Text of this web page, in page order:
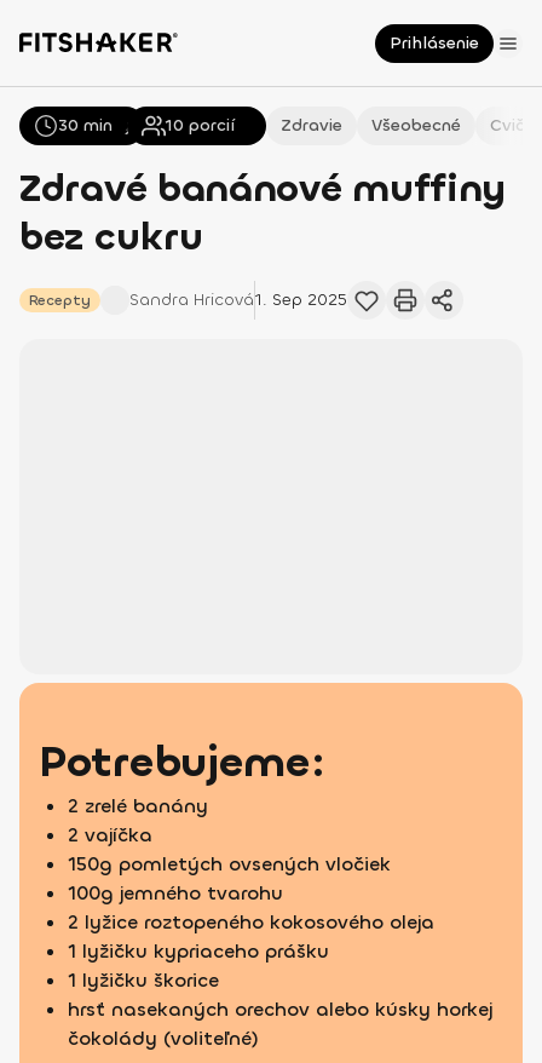
Prihlásenie
Všetky Recepty Zdravie Všeobecné
Zdravé banánové muffiny
bez cukru
Recepty Sandra Hricová1. Sep 2025
30 min 10 porcií
Potrebujeme:
2 zrelé banány
2 vajíčka
150g pomletých ovsených vločiek
100g jemného tvarohu
2 lyžice roztopeného kokosového oleja
1 lyžičku kypriaceho prášku
1 lyžičku škorice
hrsť nasekaných orechov alebo kúsky horkej
čokolády (voliteľné)